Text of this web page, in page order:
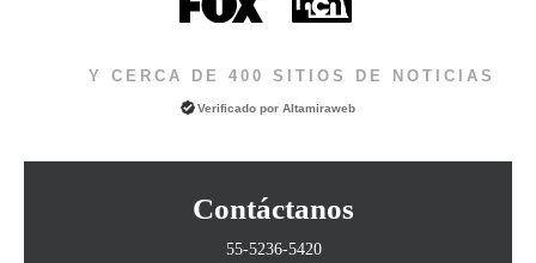
Y CERCA DE 400 SITIOS DE NOTICIAS
Verificado porAltamiraweb
Contáctanos
55-5236-5420